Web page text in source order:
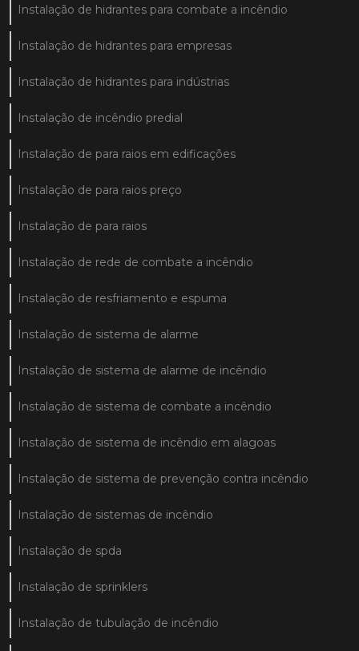
Instalação de hidrantes para combate a incêndio
Instalação de hidrantes para empresas
Instalação de hidrantes para indústrias
Instalação de incêndio predial
Instalação de para raios em edificações
Instalação de para raios preço
Instalação de para raios
Instalação de rede de combate a incêndio
Instalação de resfriamento e espuma
Instalação de sistema de alarme
Instalação de sistema de alarme de incêndio
Instalação de sistema de combate a incêndio
Instalação de sistema de incêndio em alagoas
Instalação de sistema de prevenção contra incêndio
Instalação de sistemas de incêndio
Instalação de spda
Instalação de sprinklers
Instalação de tubulação de incêndio